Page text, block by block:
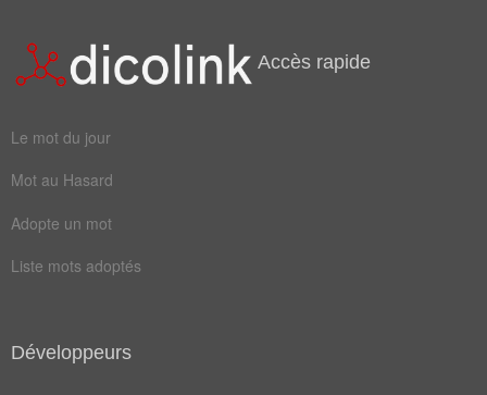
Champ Lexical (32)
Mots liés par leur sémantique
cuve
fioul
huile
tonne
gazole
Accès rapide
Le mot du jour
Mot au Hasard
Adopte un mot
Liste mots adoptés
Développeurs